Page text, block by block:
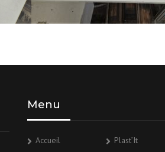
Menu
Accueil Plast’It